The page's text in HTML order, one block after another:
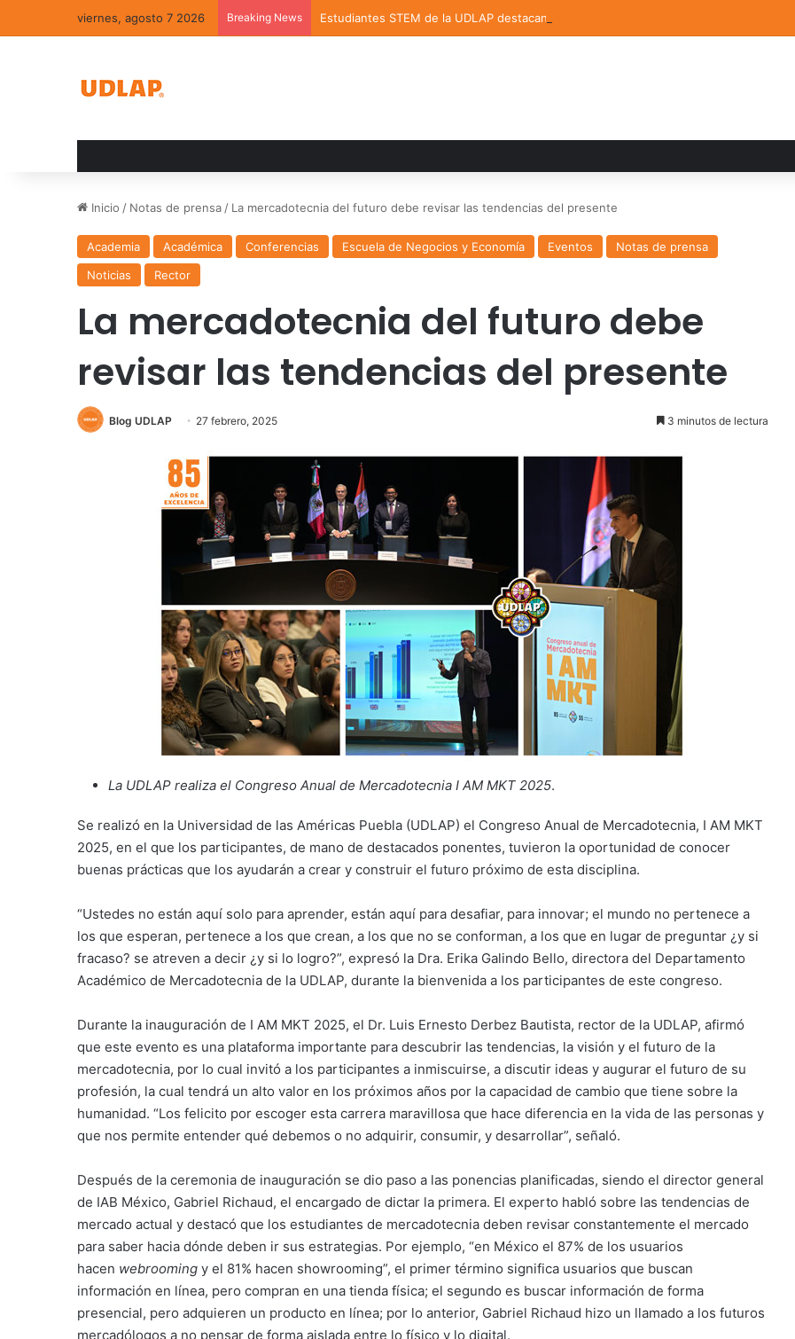
viernes, agosto 7 2026 Breaking News Estudiantes STEM de la UDLAP destacan en el MUTVI 2026
Inicio / Notas de prensa / La mercadotecnia del futuro debe revisar las tendencias del presente
Academia Académica Conferencias Escuela de Negocios y Economía Eventos
Notas de prensa
Noticias
Rector
La mercadotecnia del futuro debe
revisar las tendencias del presente
Blog UDLAP 27 febrero, 2025 3 minutos de lectura
La UDLAP realiza el Congreso Anual de Mercadotecnia I AM MKT 2025.
Se realizó en la Universidad de las Américas Puebla (UDLAP) el Congreso Anual de Mercadotecnia, I AM MKT
2025, en el que los participantes, de mano de destacados ponentes, tuvieron la oportunidad de conocer
buenas prácticas que los ayudarán a crear y construir el futuro próximo de esta disciplina.
“Ustedes no están aquí solo para aprender, están aquí para desafiar, para innovar; el mundo no pertenece a
los que esperan, pertenece a los que crean, a los que no se conforman, a los que en lugar de preguntar ¿y si
fracaso? se atreven a decir ¿y si lo logro?”, expresó la Dra. Erika Galindo Bello, directora del Departamento
Académico de Mercadotecnia de la UDLAP, durante la bienvenida a los participantes de este congreso.
Durante la inauguración de I AM MKT 2025, el Dr. Luis Ernesto Derbez Bautista, rector de la UDLAP, afirmó
que este evento es una plataforma importante para descubrir las tendencias, la visión y el futuro de la
mercadotecnia, por lo cual invitó a los participantes a inmiscuirse, a discutir ideas y augurar el futuro de su
profesión, la cual tendrá un alto valor en los próximos años por la capacidad de cambio que tiene sobre la
humanidad. “Los felicito por escoger esta carrera maravillosa que hace diferencia en la vida de las personas y
que nos permite entender qué debemos o no adquirir, consumir, y desarrollar”, señaló.
Después de la ceremonia de inauguración se dio paso a las ponencias planificadas, siendo el director general
de IAB México, Gabriel Richaud, el encargado de dictar la primera. El experto habló sobre las tendencias de
mercado actual y destacó que los estudiantes de mercadotecnia deben revisar constantemente el mercado
para saber hacia dónde deben ir sus estrategias. Por ejemplo, “en México el 87% de los usuarios
hacen webrooming y el 81% hacen showrooming”, el primer término significa usuarios que buscan
información en línea, pero compran en una tienda física; el segundo es buscar información de forma
presencial, pero adquieren un producto en línea; por lo anterior, Gabriel Richaud hizo un llamado a los futuros
mercadólogos a no pensar de forma aislada entre lo físico y lo digital.